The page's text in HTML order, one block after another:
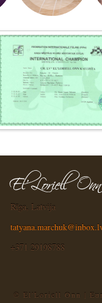
Rīga, Latvija
+371 29198788
© El'Loriell Onn |